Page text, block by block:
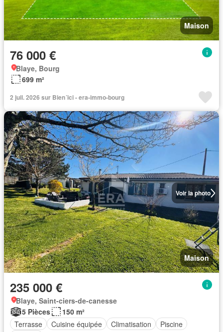
Maison
76 000 €
Blaye, Bourg
699 m²
2 juil. 2026 sur Bien´ici - era-immo-bourg
Voir la photo
Maison
235 000 €
Blaye, Saint-ciers-de-canesse
5 Pièces
150 m²
Terrasse
Cuisine équipée Climatisation
Piscine